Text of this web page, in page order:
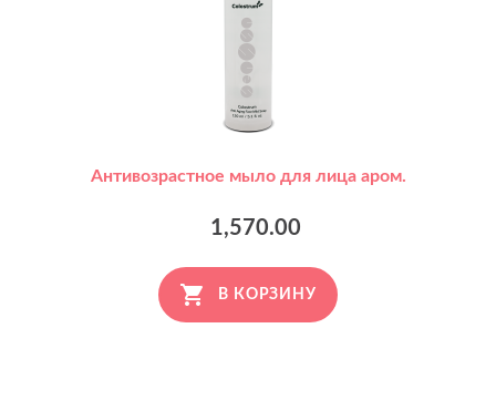
Антивозрастное мыло для лица аром.
1,570.00
В КОРЗИНУ